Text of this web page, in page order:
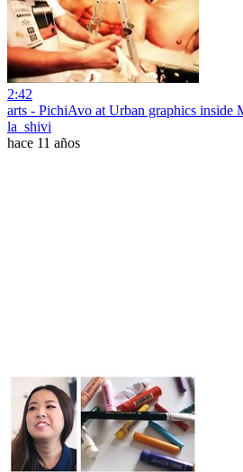
2:42
arts - PichiAvo at Urban graphics inside
la_shivi
hace 11 años